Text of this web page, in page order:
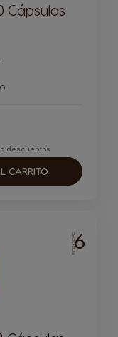
Cápsulas
descuentos
CARRITO
INTENSIDAD6